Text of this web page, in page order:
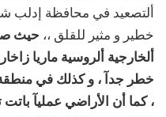
ألتصعيد في محافظة إدلب
خطير و مثير للقلق ،، حيث
ألخارجية ألروسية ماريا
خطر جدآ ، و كذلك في
، كما أن الأراضي عمليآ